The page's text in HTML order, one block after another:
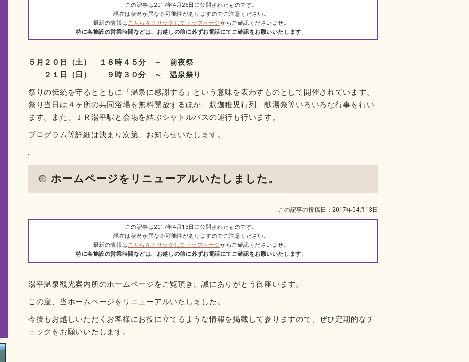
この記事は2017年4月25日に公開されたものです。
現在は状況が異なる可能性がありますのでご注意ください。
最新の情報はこちらをクリックしてトップページからご確認くださいませ。
特に各施設の営業時間などは、お越しの前に必ずお電話にてご確認をお願いいたします。
５月２０日（土） １８時４５分 ～ 前夜祭
２１日（日） ９時３０分 ～ 温泉祭り
祭りの伝統を守るとともに「温泉に感謝する」という意味を表わすものとして開催されています。
祭り当日は４ヶ所の共同浴場を無料開放するほか、釈迦稚児行列、献湯祭等いろいろな行事を行い
ます。また、ＪＲ湯平駅と会場を結ぶシャトルバスの運行も行います。
プログラム等詳細は決まり次第、お知らせいたします。
ホームページをリニューアルいたしました。
この記事の投稿日：2017年04月13日
この記事は2017年4月13日に公開されたものです。
現在は状況が異なる可能性がありますのでご注意ください。
最新の情報はこちらをクリックしてトップページからご確認くださいませ。
特に各施設の営業時間などは、お越しの前に必ずお電話にてご確認をお願いいたします。
湯平温泉観光案内所のホームページをご覧頂き、誠にありがとう御座います。
この度、当ホームページをリニューアルいたしました。
今後もお越しいただくお客様にお役に立てるような情報を掲載して参りますので、ぜひ定期的なチ
ェックをお願いいたします。